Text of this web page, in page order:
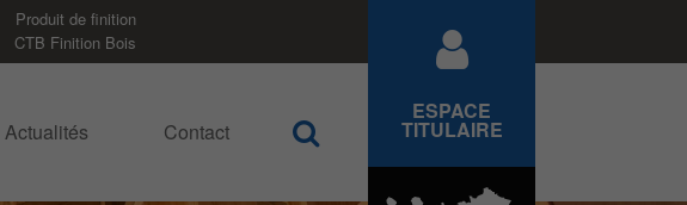
Produit de finition
CTB Finition Bois
Actualités Contact Rechercher
ESPACE
TITULAIRE